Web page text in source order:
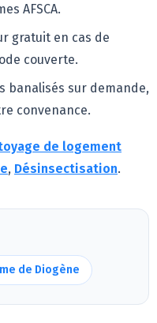
AFSCA.
gratuit en cas de
couverte.
banalisés sur demande,
convenance.
de logement
, Désinsectisation.
de Diogène